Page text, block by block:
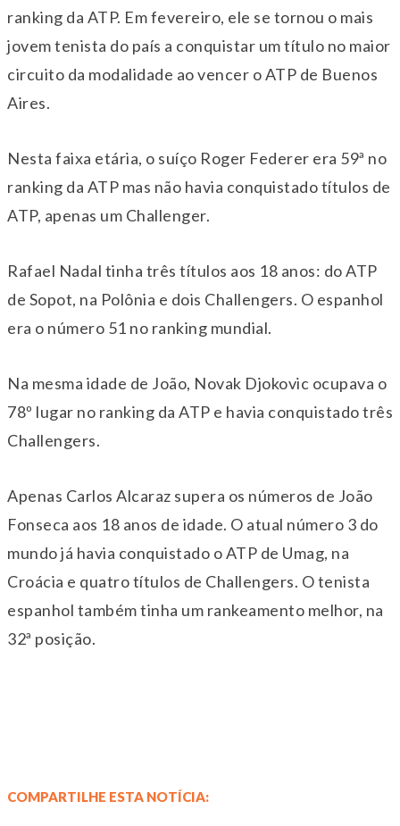
ranking da ATP. Em fevereiro, ele se tornou o mais
jovem tenista do país a conquistar um título no maior
circuito da modalidade ao vencer o ATP de Buenos
Aires.
Nesta faixa etária, o suíço Roger Federer era 59ª no
ranking da ATP mas não havia conquistado títulos de
ATP, apenas um Challenger.
Rafael Nadal tinha três títulos aos 18 anos: do ATP
de Sopot, na Polônia e dois Challengers. O espanhol
era o número 51 no ranking mundial.
Na mesma idade de João, Novak Djokovic ocupava o
78º lugar no ranking da ATP e havia conquistado três
Challengers.
Apenas Carlos Alcaraz supera os números de João
Fonseca aos 18 anos de idade. O atual número 3 do
mundo já havia conquistado o ATP de Umag, na
Croácia e quatro títulos de Challengers. O tenista
espanhol também tinha um rankeamento melhor, na
32ª posição.
COMPARTILHE ESTA NOTÍCIA: